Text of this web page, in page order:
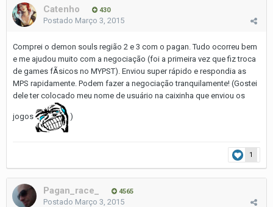
Catenho 430
Postado Março 3, 2015
Comprei o demon souls região 2 e 3 com o pagan. Tudo ocorreu bem
e me ajudou muito com a negociação (foi a primeira vez que fiz troca
de games fÃ­sicos no MYPST). Enviou super rápido e respondia as
MPS rapidamente. Podem fazer a negociação tranquilamente! (Gostei
dele ter colocado meu nome de usuário na caixinha que enviou os
jogos )
1
Pagan_race_ 4565
Postado Março 3, 2015